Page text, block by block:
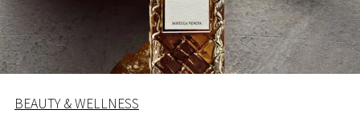
BEAUTY & WELLNESS